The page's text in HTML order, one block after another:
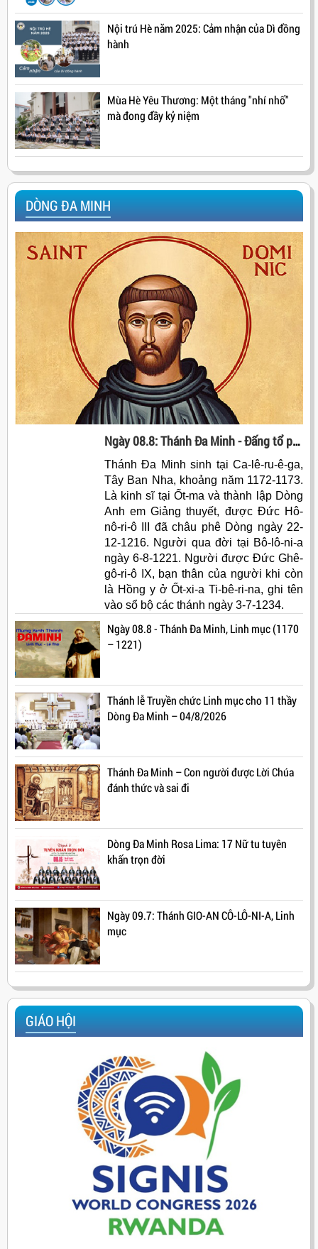
Nội trú Hè năm 2025: Cảm nhận của Dì đồng
hành
Mùa Hè Yêu Thương: Một tháng "nhí nhố"
mà đong đầy kỷ niệm
DÒNG ĐA MINH
Ngày 08.8: Thánh Đa Minh - Đấng tổ phụ Dòng Anh em Giảng thuyết
Thánh Ða Minh sinh tại Ca-lê-ru-ê-ga,
Tây Ban Nha, khoảng năm 1172-1173.
Là kinh sĩ tại Ốt-ma và thành lập Dòng
Anh em Giảng thuyết, được Ðức Hô-
nô-ri-ô III đã châu phê Dòng ngày 22-
12-1216. Người qua đời tại Bô-lô-ni-a
ngày 6-8-1221. Người được Ðức Ghê-
gô-ri-ô IX, bạn thân của người khi còn
là Hồng y ở Ốt-xi-a Ti-bê-ri-na, ghi tên
vào sổ bộ các thánh ngày 3-7-1234.
Ngày 08.8 - Thánh Đa Minh, Linh mục (1170
– 1221)
Thánh lễ Truyền chức Linh mục cho 11 thầy
Dòng Đa Minh – 04/8/2026
Thánh Đa Minh – Con người được Lời Chúa
đánh thức và sai đi
Dòng Đa Minh Rosa Lima: 17 Nữ tu tuyên
khấn trọn đời
Ngày 09.7: Thánh GIO-AN CÔ-LÔ-NI-A, Linh
mục
GIÁO HỘI